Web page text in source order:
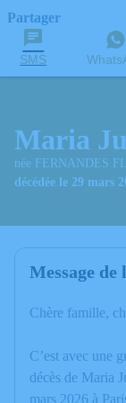
Partager
SMS
Maria
née FERNANDES
décédée le 29 mars
Message
Chère famille,
C’est avec une
décès de Maria
mars 2026 à